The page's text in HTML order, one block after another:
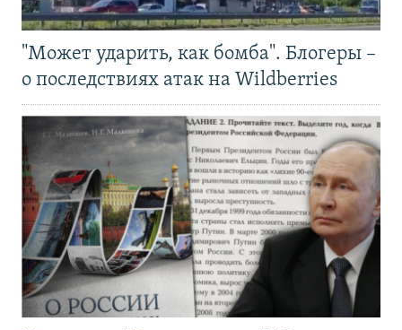
"Может ударить, как бомба". Блогеры –
о последствиях атак на Wildberries